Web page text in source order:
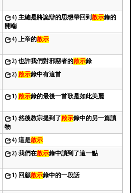
4) 主總是將詭辯的思想帶回到啟示錄的
開端
4) 上帝的啟示
2) 也許我們對邪惡者的啟示錄
2) 啟示錄中有這首
1) 啟示錄的最後一首歌是如此美麗
1) 然後教宗提到了啟示錄中的另一篇讀
物
4) 這是啟示
2) 我們在啟示錄中讀到了這一點
1) 回顧啟示錄中的一段話